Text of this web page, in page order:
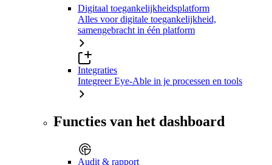
Digitaal toegankelijkheidsplatform
Alles voor digitale toegankelijkheid,
samengebracht in één platform
Integraties
Integreer Eye-Able in je processen en tools
Functies van het dashboard
Audit & rapport